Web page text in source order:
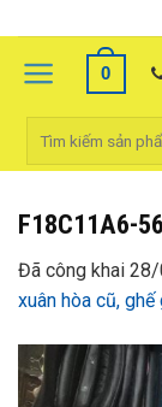
to
content
0
F18C11A6-
Đã công khai
xuân hòa cũ,